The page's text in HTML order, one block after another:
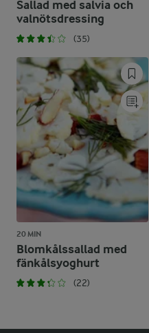
Sallad med salvia och
valnötsdressing
(35)
20 MIN
Blomkålssallad med
fänkålsyoghurt
(22)